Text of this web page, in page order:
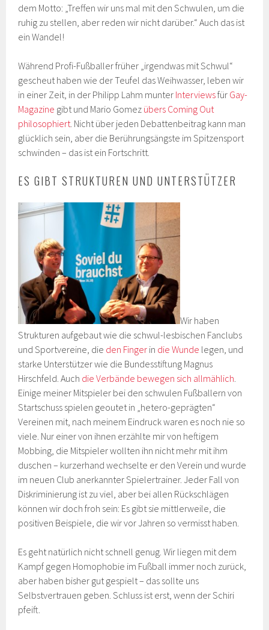
dem Motto: „Treffen wir uns mal mit den Schwulen, um die
ruhig zu stellen, aber reden wir nicht darüber.“ Auch das ist
ein Wandel!
Während Profi-Fußballer früher „irgendwas mit Schwul“
gescheut haben wie der Teufel das Weihwasser, leben wir
in einer Zeit, in der Philipp Lahm munter Interviewsfür Gay-
Magazine gibt und Mario Gomez übers Coming Out
philosophiert . Nicht über jeden Debattenbeitrag kann man
glücklich sein, aber die Berührungsängste im Spitzensport
schwinden – das ist ein Fortschritt.
ES GIBT STRUKTUREN UND UNTERSTÜTZER
Wir haben
Strukturen aufgebaut wie die schwul-lesbischen Fanclubs
und Sportvereine, die den Finger in die Wunde legen, und
starke Unterstützer wie die Bundesstiftung Magnus
Hirschfeld. Auch die Verbände bewegen sich allmählich
Einige meiner Mitspieler bei den schwulen Fußballern von
Startschuss spielen geoutet in „hetero-geprägten“
Vereinen mit, nach meinem Eindruck waren es noch nie so
viele. Nur einer von ihnen erzählte mir von heftigem
Mobbing, die Mitspieler wollten ihn nicht mehr mit ihm
duschen – kurzerhand wechselte er den Verein und wurde
im neuen Club anerkannter Spielertrainer. Jeder Fall von
Diskriminierung ist zu viel, aber bei allen Rückschlägen
können wir doch froh sein: Es gibt sie mittlerweile, die
positiven Beispiele, die wir vor Jahren so vermisst haben.
Es geht natürlich nicht schnell genug. Wir liegen mit dem
Kampf gegen Homophobie im Fußball immer noch zurück,
aber haben bisher gut gespielt – das sollte uns
Selbstvertrauen geben. Schluss ist erst, wenn der Schiri
pfeift.